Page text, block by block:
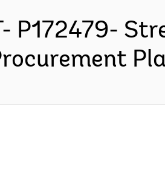
P172479-